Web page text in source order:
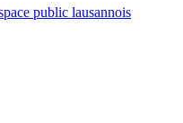
public lausannois